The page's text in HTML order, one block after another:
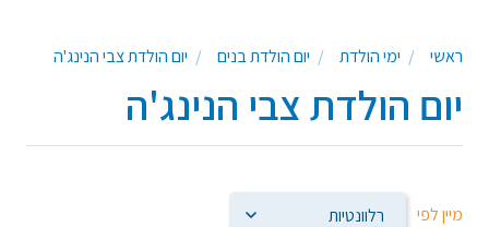
ראשי ימי הולדת יום הולדת בנים יום הולדת צבי הנינג'ה
יום הולדת צבי הנינג'ה
מיין לפי